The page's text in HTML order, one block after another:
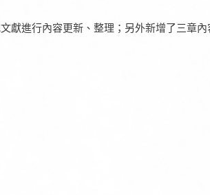
獻進行內容更新、整理；另外新增了三章內